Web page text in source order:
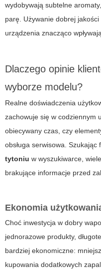
wydobywają subtelne
parę. Używanie dobrej
urządzenia znacząco
Dlaczego opinie
wyborze modelu?
Realne doświadczenia
zachowuje się w codziennym
obiecywany czas, czy
obsługa serwisowa. Szukając
tytoniu w wyszukiwarce,
brakujące informacje przed
Ekonomia
Choć inwestycja w dobry
jednorazowe produkty,
bardziej ekonomiczne:
kupowania dodatkowych